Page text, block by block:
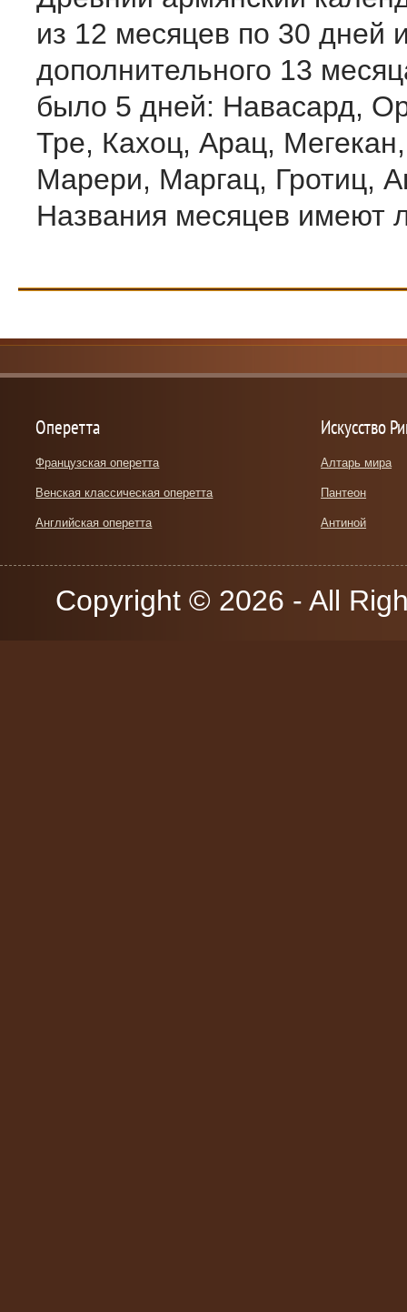
из 12 месяцев по 30 дней
дополнительного 13
было 5 дней: Навасард,
Тре, Кахоц, Арац,
Марери, Маргац, Гротиц,
Названия месяцев имеют
Оперетта
Французская оперетта
Венская классическая оперетта
Английская оперетта
Искусство
Алтарь мира
Пантеон
Антиной
Copyright © 2026 - All